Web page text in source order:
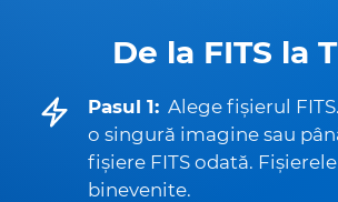
De la FITS la
Pasul 1: Alege fișierul
o singură imagine sau
fișiere FITS odată.
binevenite.